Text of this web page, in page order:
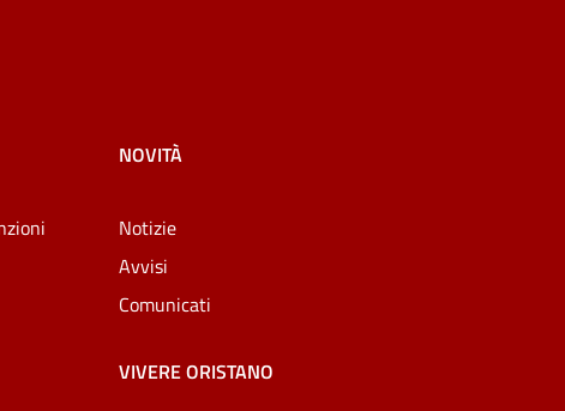
NOVITÀ
Notizie
Avvisi
Comunicati
VIVERE ORISTANO